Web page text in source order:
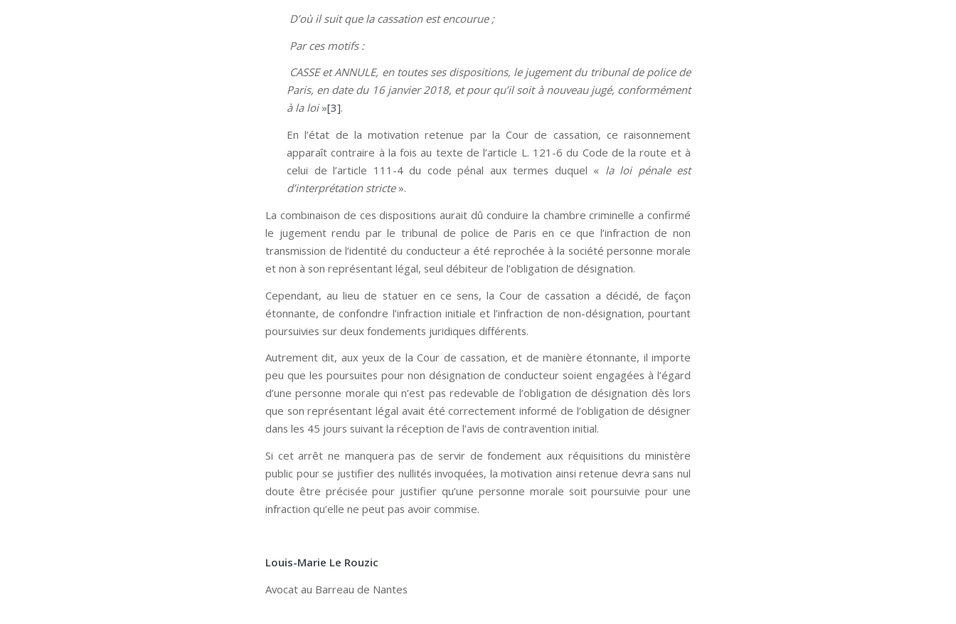
D’où il suit que la cassation est encourue ;
Par ces motifs :
CASSE et ANNULE, en toutes ses dispositions, le jugement du tribunal de police de
Paris, en date du 16 janvier 2018, et pour qu’il soit à nouveau jugé, conformément
à la loi»[3].
En l’état de la motivation retenue par la Cour de cassation, ce raisonnement
apparaît contraire à la fois au texte de l’article L. 121-6 du Code de la route et à
celui de l’article 111-4 du code pénal aux termes duquel « la loi pénale est
d’interprétation stricte».
La combinaison de ces dispositions aurait dû conduire la chambre criminelle a confirmé
le jugement rendu par le tribunal de police de Paris en ce que l’infraction de non
transmission de l’identité du conducteur a été reprochée à la société personne morale
et non à son représentant légal, seul débiteur de l’obligation de désignation.
Cependant, au lieu de statuer en ce sens, la Cour de cassation a décidé, de façon
étonnante, de confondre l’infraction initiale et l’infraction de non-désignation, pourtant
poursuivies sur deux fondements juridiques différents.
Autrement dit, aux yeux de la Cour de cassation, et de manière étonnante, il importe
peu que les poursuites pour non désignation de conducteur soient engagées à l’égard
d’une personne morale qui n’est pas redevable de l’obligation de désignation dès lors
que son représentant légal avait été correctement informé de l’obligation de désigner
dans les 45 jours suivant la réception de l’avis de contravention initial.
Si cet arrêt ne manquera pas de servir de fondement aux réquisitions du ministère
public pour se justifier des nullités invoquées, la motivation ainsi retenue devra sans nul
doute être précisée pour justifier qu’une personne morale soit poursuivie pour une
infraction qu’elle ne peut pas avoir commise.
Louis-Marie Le Rouzic
Avocat au Barreau de Nantes